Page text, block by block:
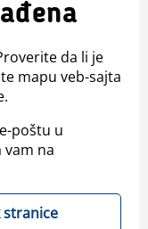
da li je
mapu veb-sajta
poštu u
vam na
stranice